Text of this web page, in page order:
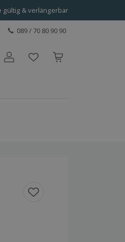
gültig & verlängerbar
089 / 70 80 90 90
Benutzerkonto